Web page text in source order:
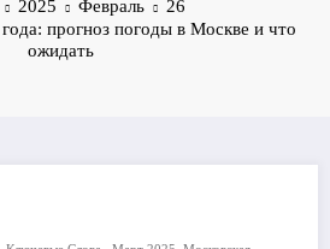
2025 Февраль
26
прогноз погоды в Москве и что
ожидать